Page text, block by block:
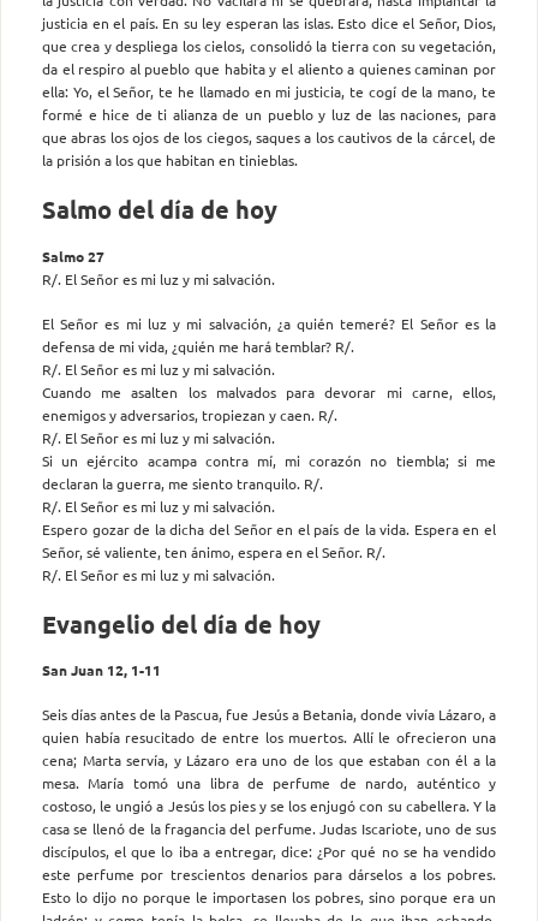
justicia en el país. En su ley esperan las islas. Esto dice el Señor, Dios,
que crea y despliega los cielos, consolidó la tierra con su vegetación,
da el respiro al pueblo que habita y el aliento a quienes caminan por
ella: Yo, el Señor, te he llamado en mi justicia, te cogí de la mano, te
formé e hice de ti alianza de un pueblo y luz de las naciones, para
que abras los ojos de los ciegos, saques a los cautivos de la cárcel, de
la prisión a los que habitan en tinieblas.
Salmo del día de hoy
Salmo 27
R/. El Señor es mi luz y mi salvación.
El Señor es mi luz y mi salvación, ¿a quién temeré? El Señor es la
defensa de mi vida, ¿quién me hará temblar? R/.
R/. El Señor es mi luz y mi salvación.
Cuando me asalten los malvados para devorar mi carne, ellos,
enemigos y adversarios, tropiezan y caen. R/.
R/. El Señor es mi luz y mi salvación.
Si un ejército acampa contra mí, mi corazón no tiembla; si me
declaran la guerra, me siento tranquilo. R/.
R/. El Señor es mi luz y mi salvación.
Espero gozar de la dicha del Señor en el país de la vida. Espera en el
Señor, sé valiente, ten ánimo, espera en el Señor. R/.
R/. El Señor es mi luz y mi salvación.
Evangelio del día de hoy
San Juan 12, 1-11
Seis días antes de la Pascua, fue Jesús a Betania, donde vivía Lázaro, a
quien había resucitado de entre los muertos. Allí le ofrecieron una
cena; Marta servía, y Lázaro era uno de los que estaban con él a la
mesa. María tomó una libra de perfume de nardo, auténtico y
costoso, le ungió a Jesús los pies y se los enjugó con su cabellera. Y la
casa se llenó de la fragancia del perfume. Judas Iscariote, uno de sus
discípulos, el que lo iba a entregar, dice: ¿Por qué no se ha vendido
este perfume por trescientos denarios para dárselos a los pobres.
Esto lo dijo no porque le importasen los pobres, sino porque era un